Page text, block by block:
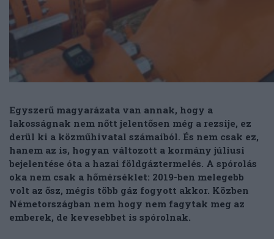
Egyszerű magyarázata van annak, hogy a
lakosságnak nem nőtt jelentősen még a rezsije, ez
derül ki a közműhivatal számaiból. És nem csak ez,
hanem az is, hogyan változott a kormány júliusi
bejelentése óta a hazai földgáztermelés. A spórolás
oka nem csak a hőmérséklet: 2019-ben melegebb
volt az ősz, mégis több gáz fogyott akkor. Közben
Németországban nem hogy nem fagytak meg az
emberek, de kevesebbet is spórolnak.